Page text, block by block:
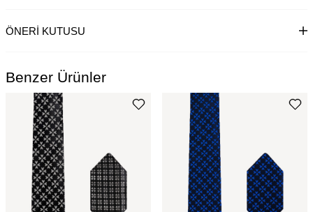
ÖNERI KUTUSU
Benzer Ürünler